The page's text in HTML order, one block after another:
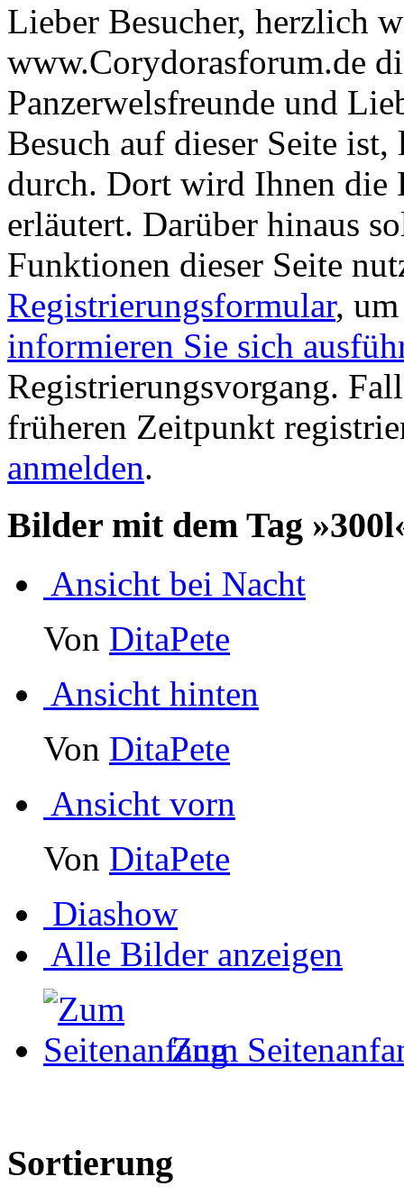
Lieber Besucher, herzlich
www.Corydorasforum.de
Panzerwelsfreunde und
Besuch auf dieser Seite
durch. Dort wird Ihnen die
erläutert. Darüber hinaus
Funktionen dieser Seite
Registrierungsformular,
informieren Sie sich
Registrierungsvorgang.
früheren Zeitpunkt
anmelden.
Bilder mit dem Tag
Ansicht bei Nacht
Von DitaPete
Ansicht hinten
Von DitaPete
Ansicht vorn
Von DitaPete
Diashow
Alle Bilder anzeigen
Zum
Sortierung